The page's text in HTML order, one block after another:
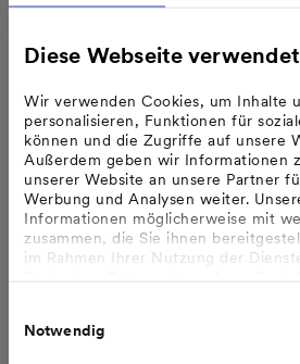
Diese Webseite
Wir verwenden Cookies, um Inhalte
personalisieren, Funktionen für
können und die Zugriffe auf unsere
Außerdem geben wir Informationen
unserer Website an unsere Partner
Werbung und Analysen weiter.
Informationen möglicherweise mit
zusammen, die Sie ihnen
im Rahmen Ihrer Nutzung der
erfolgt, wenn Sie uns dazu Ihre
und dass die Verarbeitung der Daten
Notwendig
Neubau von
Ab 01. Januar 2023
Bei grundlegender